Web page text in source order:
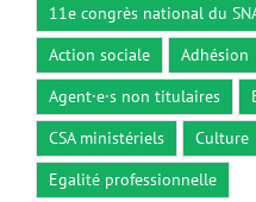
11e congrès national du
Action sociale
Adhésion
Agent·e·s non titulaires
CSA ministériels
Culture
Egalité professionnelle